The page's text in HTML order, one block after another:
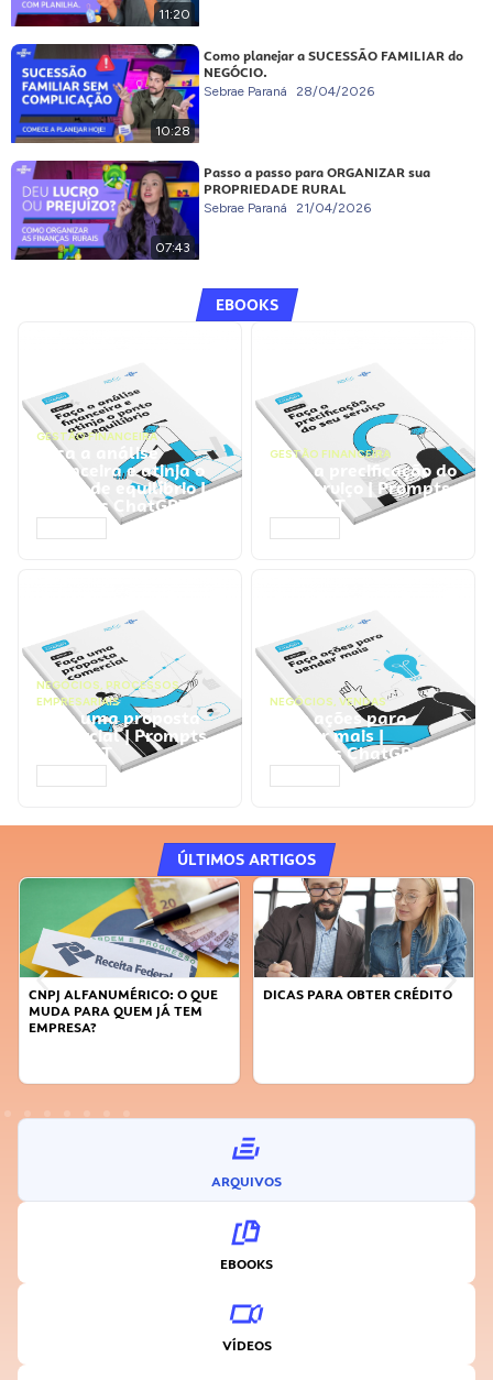
11:20
10:28
Como planejar a SUCESSÃO FAMILIAR do
NEGÓCIO.
Sebrae Paraná 28/04/2026
07:43
Passo a passo para ORGANIZAR sua
PROPRIEDADE RURAL
Sebrae Paraná 21/04/2026
EBOOKS
GESTÃO FINANCEIRA
Faça a análise
financeira e atinja o
ponto de equilíbrio |
Prompts ChatGPT
GESTÃO FINANCEIRA
Faça a precificação do
seu serviço | Prompts
ChatGPT
NEGÓCIOS, PROCESSOS
EMPRESARIAIS
Faça uma proposta
comercial | Prompts
ChatGPT
NEGÓCIOS, VENDAS
Faça ações para
vender mais |
Prompts ChatGPT
ÚLTIMOS ARTIGOS
DICAS PARA OBTER CRÉDITO
FAÇA A DIFERENÇA: SEJA
ARQUIVOS
EBOOKS
VÍDEOS